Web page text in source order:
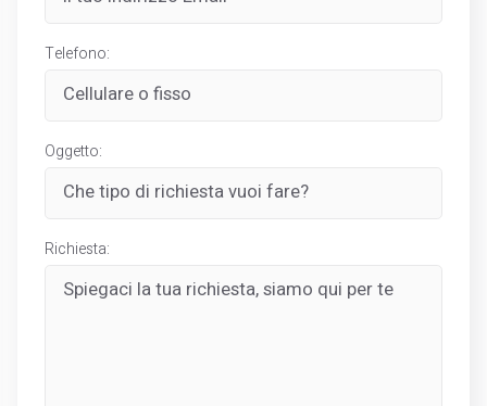
Telefono:
Oggetto:
Richiesta: